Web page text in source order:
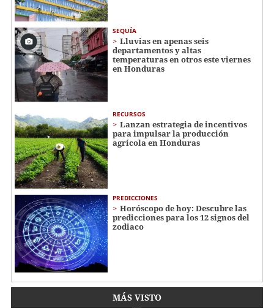
SEQUÍA
Lluvias en apenas seis
departamentos y altas
temperaturas en otros este viernes
en Honduras
RECURSOS
Lanzan estrategia de incentivos
para impulsar la producción
agrícola en Honduras
PREDICCIONES
Horóscopo de hoy: Descubre las
predicciones para los 12 signos del
zodiaco
MÁS VISTO